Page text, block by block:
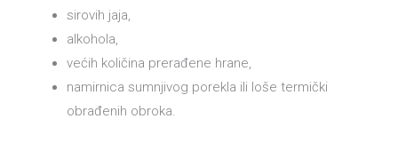
sirovih jaja,
alkohola,
većih količina prerađene hrane,
namirnica sumnjivog porekla ili loše termički
obrađenih obroka.